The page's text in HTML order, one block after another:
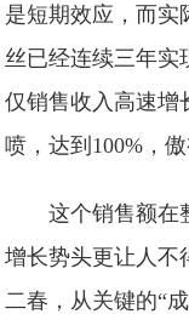
是短期效应，而实
丝已经连续三年实
仅销售收入高速增
喷，达到100%，傲
这个销售额在
增长势头更让人不
二春，从关键的“